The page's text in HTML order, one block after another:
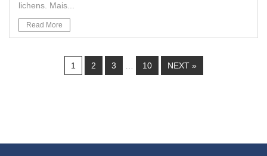
lichens. Mais...
Read More
1 2 3 10 NEXT »